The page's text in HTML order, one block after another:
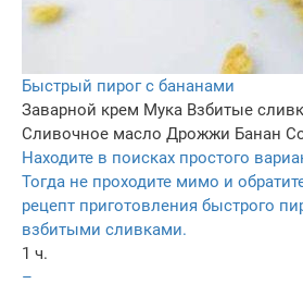
Быстрый пирог с бананами
Заварной крем Мука Взбитые
Сливочное масло Дрожжи Банан
Находите в поисках простого
Тогда не проходите мимо и
рецепт приготовления быстрого
взбитыми сливками.
1 ч.
–